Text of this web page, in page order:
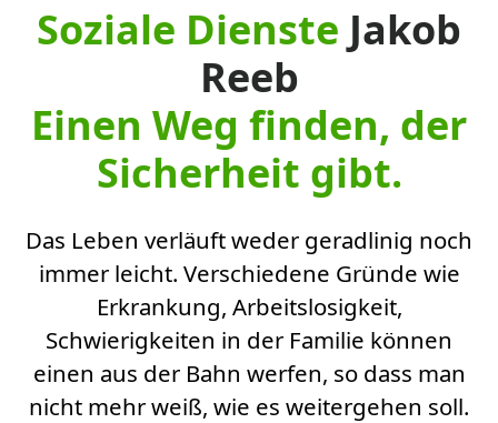
Soziale Dienste Jakob
Reeb
​​​​​​​Einen Weg finden, der
Sicherheit gibt.
Das Leben verläuft weder geradlinig noch
immer leicht. Verschiedene Gründe wie
Erkrankung, Arbeitslosigkeit,
Schwierigkeiten in der Familie können
einen aus der Bahn werfen, so dass man
nicht mehr weiß, wie es weitergehen soll.